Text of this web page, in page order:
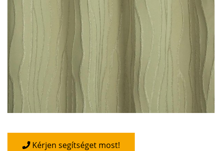
Kérjen segítséget most!